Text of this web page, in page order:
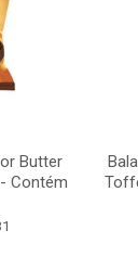
Butter
Contém